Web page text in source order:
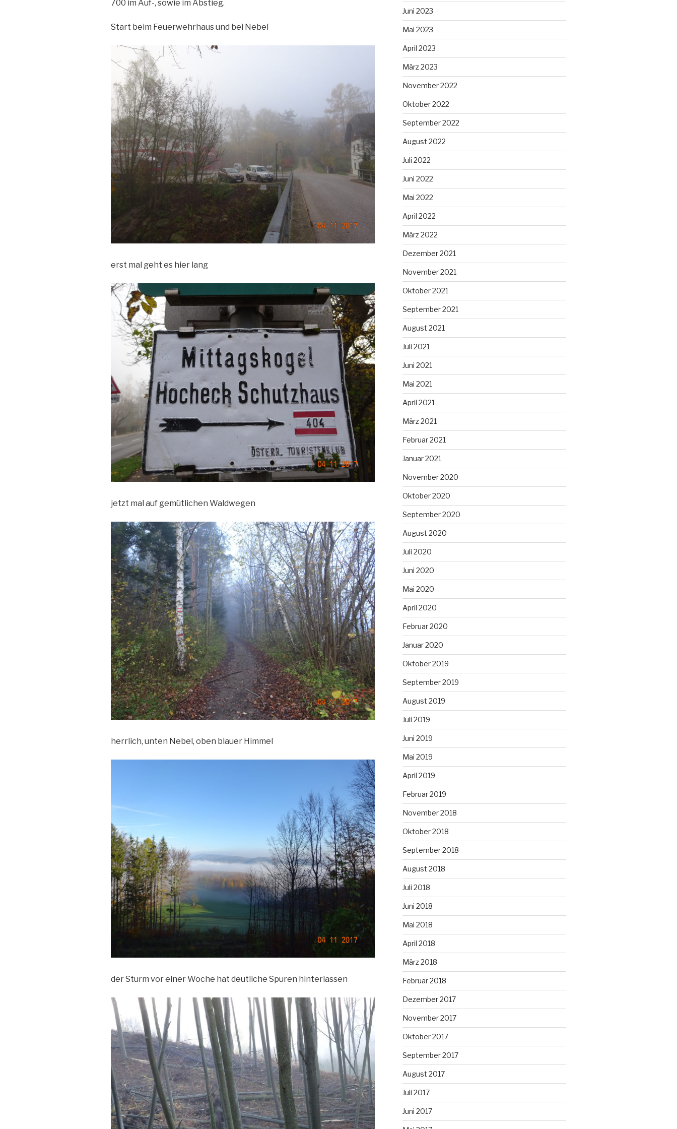
700 im Auf-, sowie im Abstieg.
Start beim Feuerwehrhaus und bei Nebel
erst mal geht es hier lang
jetzt mal auf gemütlichen Waldwegen
herrlich, unten Nebel, oben blauer Himmel
der Sturm vor einer Woche hat deutliche Spuren hinterlassen
Juni 2023
Mai 2023
April 2023
März 2023
November 2022
Oktober 2022
September 2022
August 2022
Juli 2022
Juni 2022
Mai 2022
April 2022
März 2022
Dezember 2021
November 2021
Oktober 2021
September 2021
August 2021
Juli 2021
Juni 2021
Mai 2021
April 2021
März 2021
Februar 2021
Januar 2021
November 2020
Oktober 2020
September 2020
August 2020
Juli 2020
Juni 2020
Mai 2020
April 2020
Februar 2020
Januar 2020
Oktober 2019
September 2019
August 2019
Juli 2019
Juni 2019
Mai 2019
April 2019
Februar 2019
November 2018
Oktober 2018
September 2018
August 2018
Juli 2018
Juni 2018
Mai 2018
April 2018
März 2018
Februar 2018
Dezember 2017
November 2017
Oktober 2017
September 2017
August 2017
Juli 2017
Juni 2017